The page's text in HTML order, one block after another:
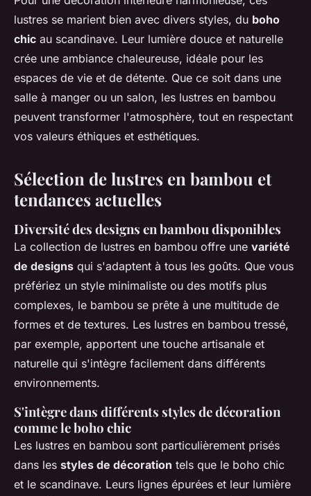
lustres se marient bien avec divers styles, du boho
chic au scandinave. Leur lumière douce et naturelle
crée une ambiance chaleureuse, idéale pour les
espaces de vie et de détente. Que ce soit dans une
salle à manger ou un salon, les lustres en bambou
peuvent transformer l'atmosphère, tout en respectant
vos valeurs éthiques et esthétiques.
Sélection de lustres en bambou et
tendances actuelles
Diversité des designs en bambou disponibles
La collection de lustres en bambou offre une variété
de designs qui s'adaptent à tous les goûts. Que vous
préfériez un style minimaliste ou des motifs plus
complexes, le bambou se prête à une multitude de
formes et de textures. Les lustres en bambou tressé,
par exemple, apportent une touche artisanale et
naturelle qui s'intègre facilement dans différents
environnements.
S'intègre dans différents styles de décoration
comme le boho chic
Les lustres en bambou sont particulièrement prisés
dans les styles de décoration tels que le boho chic
et le scandinave. Leurs lignes épurées et leur lumière